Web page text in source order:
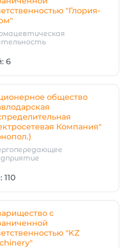
"Глория-
6
общество
Компания"
с
"KZ